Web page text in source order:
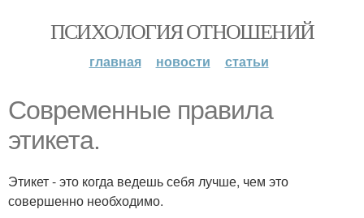
ПСИХОЛОГИЯ ОТНОШЕНИЙ
главная новости статьи
Современные правила
этикета.
Этикет - это когда ведешь себя лучше, чем это
совершенно необходимо.